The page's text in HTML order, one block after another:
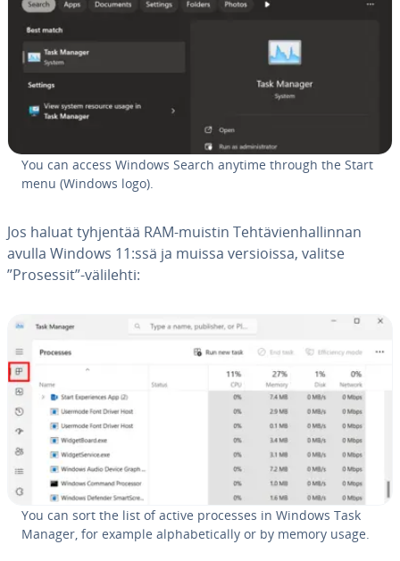
You can access Windows Search anytime through the Start
menu (Windows logo).
Jos haluat tyhjentää RAM-muistin Teh­tä­vien­hal­lin­nan
avulla Windows 11:ssä ja muissa ver­siois­sa, valitse
”Prosessit”-välilehti:
You can sort the list of active processes in Windows Task
Manager, for example alp­ha­be­tical­ly or by memory usage.